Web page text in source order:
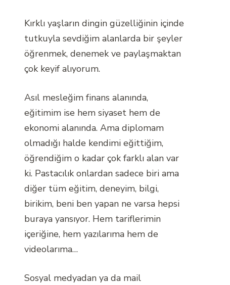
Kırklı yaşların dingin güzelliğinin içinde
tutkuyla sevdiğim alanlarda bir şeyler
öğrenmek, denemek ve paylaşmaktan
çok keyif alıyorum.
Asıl mesleğim finans alanında,
eğitimim ise hem siyaset hem de
ekonomi alanında. Ama diplomam
olmadığı halde kendimi eğittiğim,
öğrendiğim o kadar çok farklı alan var
ki. Pastacılık onlardan sadece biri ama
diğer tüm eğitim, deneyim, bilgi,
birikim, beni ben yapan ne varsa hepsi
buraya yansıyor. Hem tariflerimin
içeriğine, hem yazılarıma hem de
videolarıma…
Sosyal medyadan ya da mail